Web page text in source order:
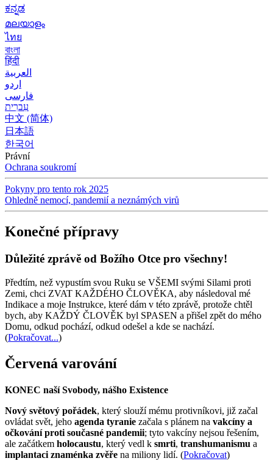
ಕನ್ನಡ
മലയാളം
ไทย
বাংলা
हिंदी
العربية
اردو
فارسی
עִברִית
中文 (简体)
日本語
한국어
Právní
Ochrana soukromí
Pokyny pro tento rok 2025
Ohledně nemocí, pandemií a neznámých virů
Konečné přípravy
Důležité zprávě od Božího Otce pro všechny!
Předtím, než vypustím svou Ruku se VŠEMI svými Silami proti
Zemi, chci ZVAT KAŽDÉHO ČLOVĚKA, aby následoval mé
Indikace a moje Instrukce, které dám v této zprávě, protože chtěl
bych, aby KAŽDÝ ČLOVĚK byl SPASEN a přišel zpět do mého
Domu, odkud pochází, odkud odešel a kde se nachází.
(Pokračovat...)
Červená varování
KONEC naší Svobody, nášho Existence
Nový světový pořádek, který slouží mému protivníkovi, již začal
ovládat svět, jeho agenda tyranie začala s plánem na vakcíny a
očkování proti současné pandemii; tyto vakcíny nejsou řešením,
ale začátkem holocaustu, který vedl k smrti, transhumanismu a
implantaci znaménka zvěře na miliony lidí. (Pokračovat)